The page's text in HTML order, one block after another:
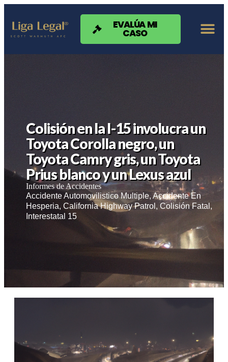
Nota:
sitio
web
EVALÚA MI
CASO
Colisión en la I-15 involucra un
Toyota Corolla negro, un
Toyota Camry gris, un Toyota
Prius blanco y un Lexus azul
Informes de Accidentes
Accidente Automovilistico Multiple,Accidente En
Hesperia,California Highway Patrol ,Colisión Fatal ,
Interestatal 15